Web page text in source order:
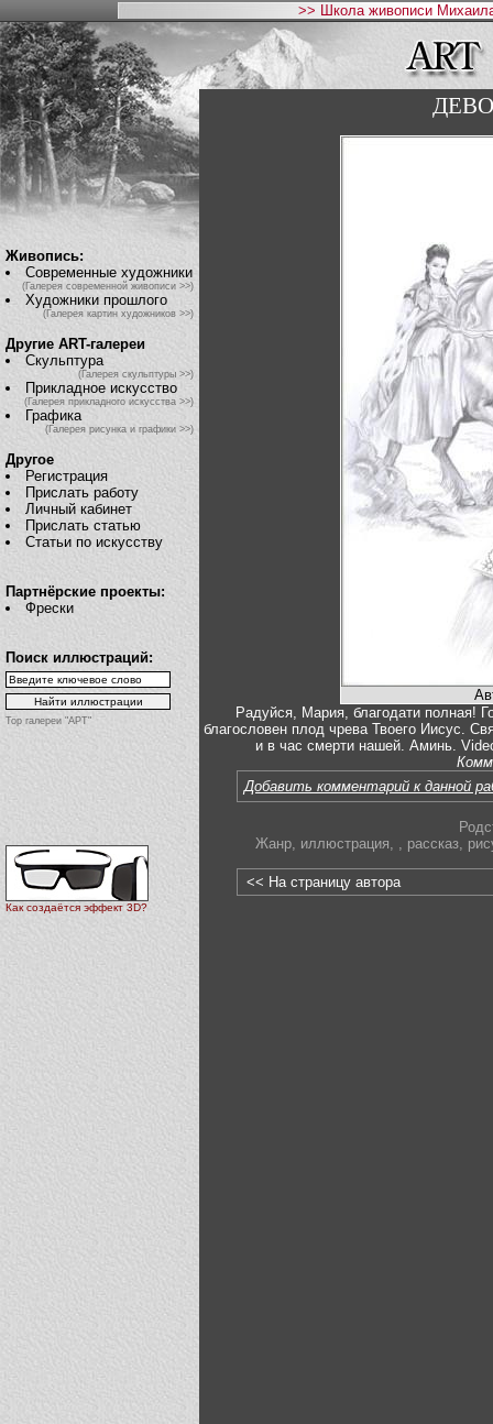
>> Школа живописи
Живопись:
Современные художники
(Галерея современной живописи >>)
Художники прошлого
(Галерея картин художников >>)
Другие ART-галереи
Скульптура
(Галерея скульптуры >>)
Прикладное искусство
(Галерея прикладного искусства >>)
Графика
(Галерея рисунка и графики >>)
Другое
Регистрация
Прислать работу
Личный кабинет
Прислать статью
Статьи по искусству
Партнёрские проекты:
Фрески
Поиск иллюстраций:
Top галереи "АРТ"
Как создаётся эффект 3D?
Радуйся, Мария, благодати полная!
благословен плод чрева Твоего Иисус.
и в час смерти нашей. Аминь.
Добавить комментарий к данной
Жанр, иллюстрация, , рассказ,
<< На страницу автора